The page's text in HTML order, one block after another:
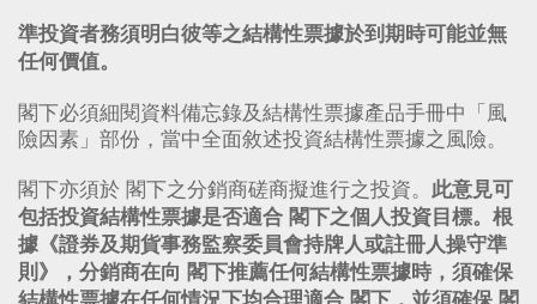
準投資者務須明白彼等之結構性票據於到期時可能並無
任何價值。
閣下必須細閱資料備忘錄及結構性票據產品手冊中「風
險因素」部份，當中全面敘述投資結構性票據之風險。
閣下亦須於 閣下之分銷商磋商擬進行之投資。
此意見可
包括投資結構性票據是否適合 閣下之個人投資目標。根
據《證券及期貨事務監察委員會持牌人或註冊人操守準
則》，分銷商在向 閣下推薦任何結構性票據時，須確保